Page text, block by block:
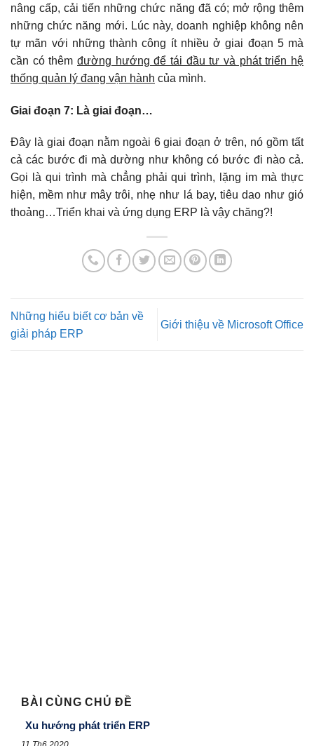
nâng cấp, cải tiến những chức năng đã có; mở rộng thêm
những chức năng mới. Lúc này, doanh nghiệp không nên
tự mãn với những thành công ít nhiều ở giai đoạn 5 mà
cần có thêm đường hướng để tái đầu tư và phát triển hệ
thống quản lý đang vận hành của mình.
Giai đoạn 7: Là giai đoạn…
Đây là giai đoạn nằm ngoài 6 giai đoạn ở trên, nó gồm tất
cả các bước đi mà dường như không có bước đi nào cả.
Gọi là qui trình mà chẳng phải qui trình, lặng im mà thực
hiện, mềm như mây trôi, nhẹ như lá bay, tiêu dao như gió
thoảng…Triển khai và ứng dụng ERP là vậy chăng?!
Những hiểu biết cơ bản về
giải pháp ERP
Giới thiệu về Microsoft Office
BÀI CÙNG CHỦ ĐỀ
Xu hướng phát triển ERP